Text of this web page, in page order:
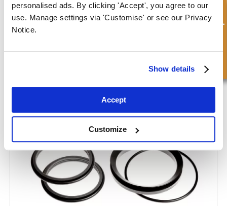
personalised ads. By clicking 'Accept', you agree to our
use. Manage settings via 'Customise' or see our Privacy
Notice.
Show details
Accept
Customize
Consulta rápida